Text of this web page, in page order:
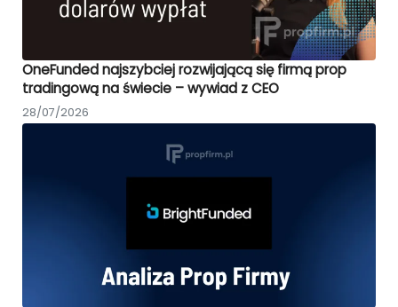
OneFunded najszybciej rozwijającą się firmą prop
tradingową na świecie – wywiad z CEO
28/07/2026